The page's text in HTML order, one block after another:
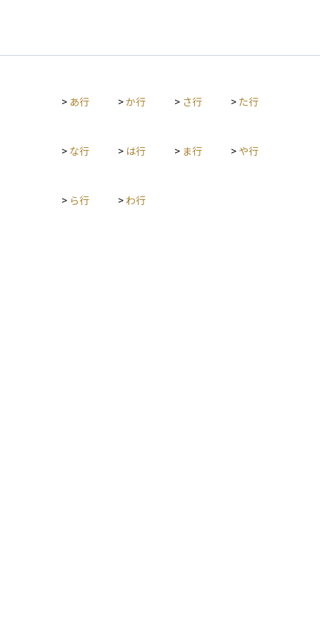
> あ行 >か行 > さ行 > た行
> な行 > は行 > ま行 > や行
> ら行 > わ行